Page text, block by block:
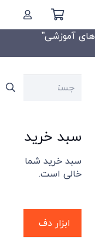
های آموزشی”
جستجو
سبد خرید
سبد خرید شما
خالی است.
ابزار دف